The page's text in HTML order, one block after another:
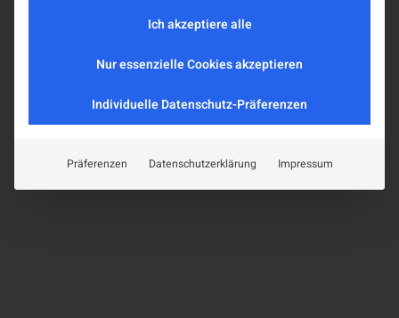
Ich akzeptiere alle
Nur essenzielle Cookies akzeptieren
Individuelle Datenschutz-Präferenzen
Präferenzen Datenschutzerklärung Impressum